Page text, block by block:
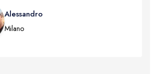
Alessandro
Milano